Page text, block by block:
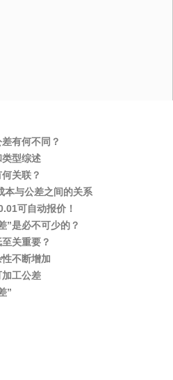
有何不同？
类型综述
关联？
本与公差之间的关系
可自动报价！
”是必不可少的？
关重要？
性不断增加
加工公差
”